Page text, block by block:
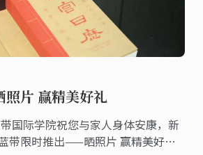
照片 赢精美好礼
国际学院祝您与家人身体安康，新
带限时推出——晒照片 赢精美好